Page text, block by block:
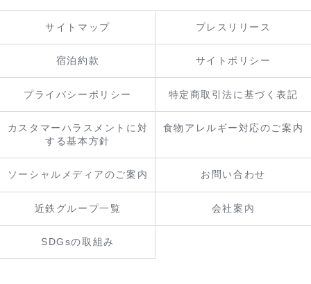
サイトマップ プレスリリース
宿泊約款 サイトポリシー
プライバシーポリシー 特定商取引法に基づく表記
カスタマーハラスメントに対
する基本方針
食物アレルギー対応のご案内
ソーシャルメディアのご案内 お問い合わせ
近鉄グループ一覧 会社案内
SDGsの取組み